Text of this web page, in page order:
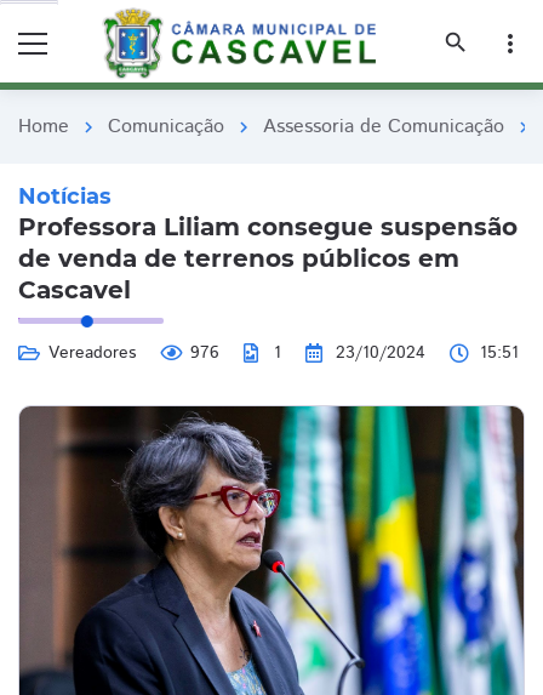
search
more_vert
Home chevron_right Comunicação chevron_right Assessoria de Comunicação chevron_right
Notícias
Professora Liliam consegue suspensão
de venda de terrenos públicos em
Cascavel
Vereadores 976 1 23/10/2024 15:51